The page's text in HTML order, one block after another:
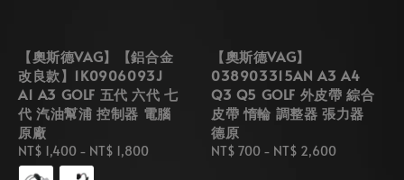
【奧斯德VAG】【鋁合金
改良款】1K0906093J
A1 A3 GOLF 五代 六代 七
代 汽油幫浦 控制器 電腦
原廠
Regular
price
NT$ 1,400 - NT$ 1,800
【奧斯德VAG】
038903315AN A3 A4
Q3 Q5 GOLF 外皮帶 綜合
皮帶 惰輪 調整器 張力器
德原
Regular
NT$ 700 - NT$ 2,600